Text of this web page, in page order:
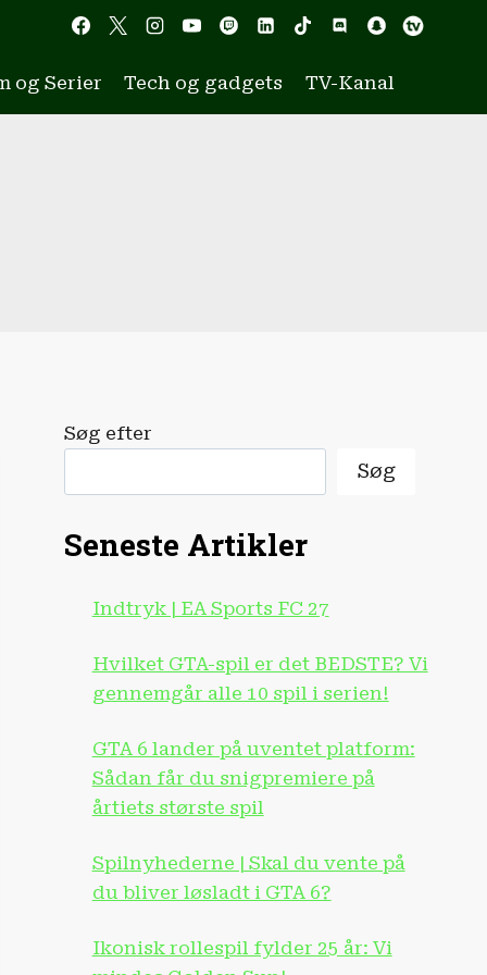
og Serier Tech og gadgets TV-Kanal
Søg efter
Søg
Seneste Artikler
Indtryk | EA Sports FC 27
Hvilket GTA-spil er det BEDSTE? Vi
gennemgår alle 10 spil i serien!
GTA 6 lander på uventet platform:
Sådan får du snigpremiere på
årtiets største spil
Spilnyhederne | Skal du vente på
du bliver løsladt i GTA 6?
Ikonisk rollespil fylder 25 år: Vi